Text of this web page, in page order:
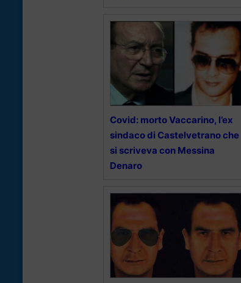
Covid: morto Vaccarino, l’ex
sindaco di Castelvetrano che
si scriveva con Messina
Denaro